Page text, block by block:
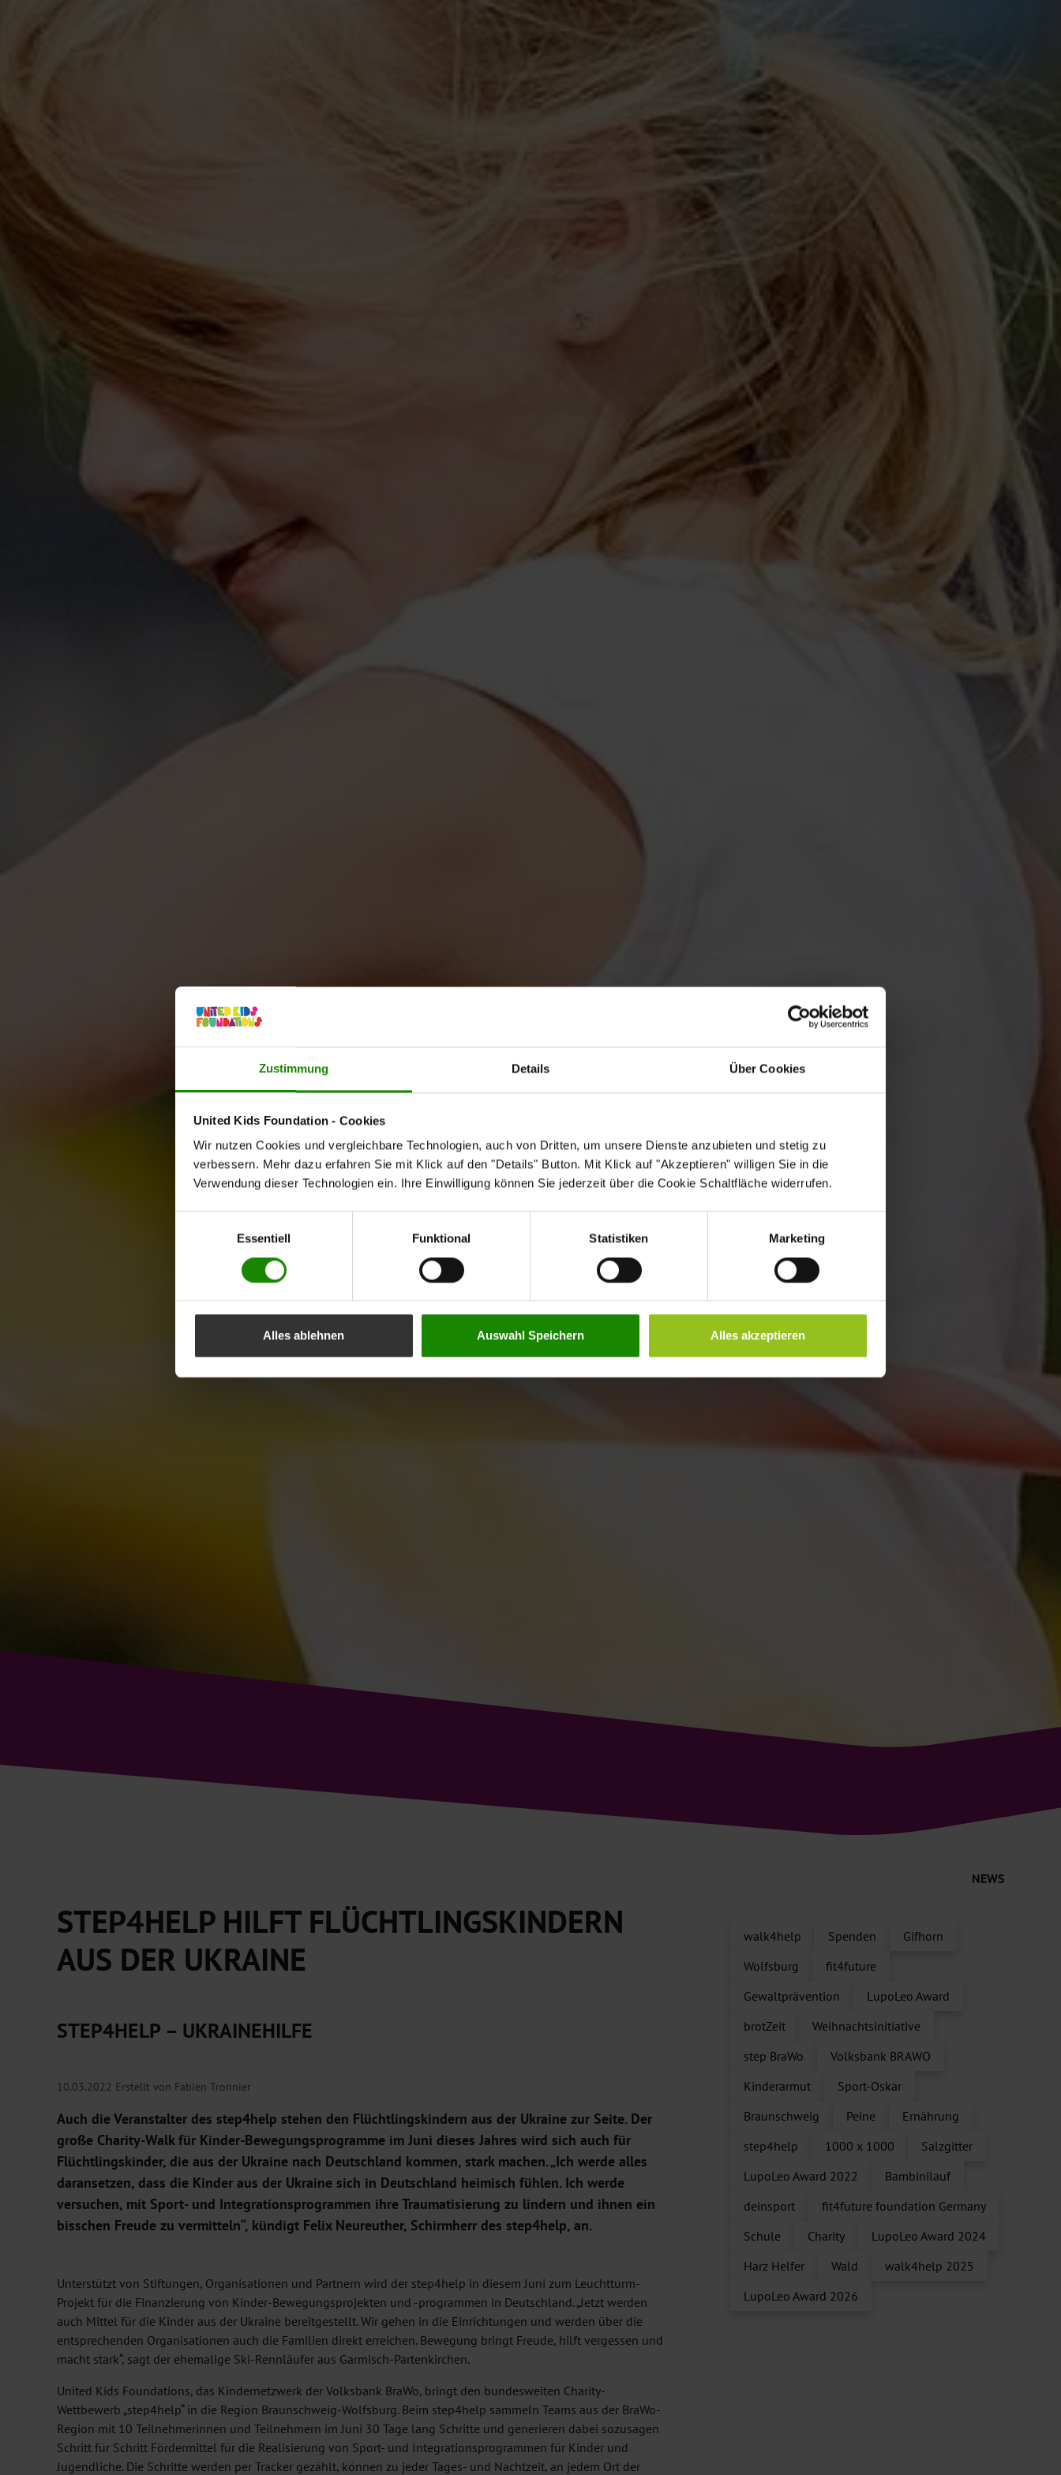
Zustimmung Details Über Cookies
United Kids Foundation - Cookies
Wir nutzen Cookies und vergleichbare Technologien, auch von Dritten, um unsere Dienste anzubieten und stetig zu
verbessern. Mehr dazu erfahren Sie mit Klick auf den "Details" Button. Mit Klick auf "Akzeptieren" willigen Sie in die
Verwendung dieser Technologien ein. Ihre Einwilligung können Sie jederzeit über die Cookie Schaltfläche widerrufen.
Essentiell
Funktional Statistiken Marketing
Alles ablehnen Auswahl Speichern Alles akzeptieren
STEP4HELP HILFT FLÜCHTLINGSKINDERN
AUS DER UKRAINE
STEP4HELP – UKRAINEHILFE
10.03.2022 Erstellt von Fabien Tronnier
Auch die Veranstalter des step4help stehen den Flüchtlingskindern aus der Ukraine zur Seite. Der
große Charity-Walk für Kinder-Bewegungsprogramme im Juni dieses Jahres wird sich auch für
Flüchtlingskinder, die aus der Ukraine nach Deutschland kommen, stark machen. „Ich werde alles
daransetzen, dass die Kinder aus der Ukraine sich in Deutschland heimisch fühlen. Ich werde
versuchen, mit Sport- und Integrationsprogrammen ihre Traumatisierung zu lindern und ihnen ein
bisschen Freude zu vermitteln“, kündigt Felix Neureuther, Schirmherr des step4help, an.
Unterstützt von Stiftungen, Organisationen und Partnern wird der step4help in diesem Juni zum Leuchtturm-
Projekt für die Finanzierung von Kinder-Bewegungsprojekten und -programmen in Deutschland. „Jetzt werden
auch Mittel für die Kinder aus der Ukraine bereitgestellt. Wir gehen in die Einrichtungen und werden über die
entsprechenden Organisationen auch die Familien direkt erreichen. Bewegung bringt Freude, hilft vergessen und
macht stark“, sagt der ehemalige Ski-Rennläufer aus Garmisch-Partenkirchen.
United Kids Foundations, das Kindernetzwerk der Volksbank BraWo, bringt den bundesweiten Charity-
Wettbewerb „step4help“ in die Region Braunschweig-Wolfsburg. Beim step4help sammeln Teams aus der BraWo-
Region mit 10 Teilnehmerinnen und Teilnehmern im Juni 30 Tage lang Schritte und generieren dabei sozusagen
Schritt für Schritt Fördermittel für die Realisierung von Sport- und Integrationsprogrammen für Kinder und
Jugendliche. Die Schritte werden per Tracker gezählt, können zu jeder Tages- und Nachtzeit, an jedem Ort der
NEWS
walk4help Spenden
Gifhorn
Wolfsburg
fit4future
Gewaltprävention
LupoLeo Award
brotZeit
Weihnachtsinitiative
step BraWo
Volksbank BRAWO
Kinderarmut
Sport-Oskar
Braunschweig
Peine
Ernährung
step4help
1000 x 1000
Salzgitter
LupoLeo Award 2022
Bambinilauf
deinsport
fit4future foundation Germany
Schule
Charity
LupoLeo Award 2024
Harz Helfer
Wald
walk4help 2025
LupoLeo Award 2026